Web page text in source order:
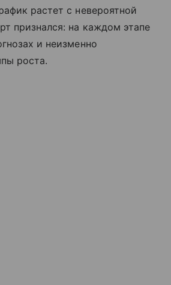
растет с невероятной
признался: на каждом этапе
и неизменно
роста.